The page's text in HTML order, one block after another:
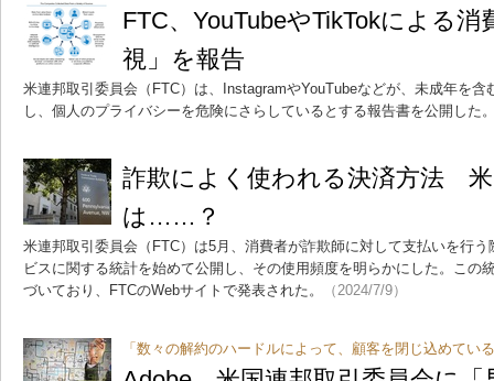
FTC、YouTubeやTikTokによる
視」を報告
米連邦取引委員会（FTC）は、InstagramやYouTubeなどが、未成年を
し、個人のプライバシーを危険にさらしているとする報告書を公開した
詐欺によく使われる決済方法
は……？
米連邦取引委員会（FTC）は5月、消費者が詐欺師に対して支払いを行
ビスに関する統計を始めて公開し、その使用頻度を明らかにした。この
づいており、FTCのWebサイトで発表された。
（2024/7/9）
「数々の解約のハードルによって、顧客を閉じ込めてい